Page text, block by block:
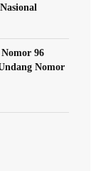
96
Nomor